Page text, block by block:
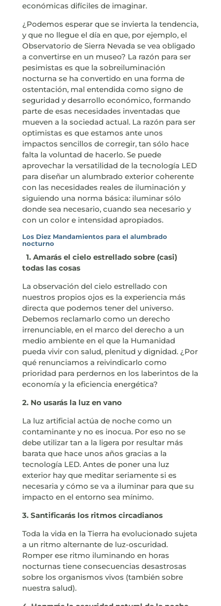
económicas difíciles de imaginar.
¿Podemos esperar que se invierta la tendencia,
y que no llegue el día en que, por ejemplo, el
Observatorio de Sierra Nevada se vea obligado
a convertirse en un museo? La razón para ser
pesimistas es que la sobreiluminación
nocturna se ha convertido en una forma de
ostentación, mal entendida como signo de
seguridad y desarrollo económico, formando
parte de esas necesidades inventadas que
mueven a la sociedad actual. La razón para ser
optimistas es que estamos ante unos
impactos sencillos de corregir, tan sólo hace
falta la voluntad de hacerlo. Se puede
aprovechar la versatilidad de la tecnología LED
para diseñar un alumbrado exterior coherente
con las necesidades reales de iluminación y
siguiendo una norma básica: iluminar sólo
donde sea necesario, cuando sea necesario y
con un color e intensidad apropiados.
Los Diez Mandamientos para el alumbrado
nocturno
1. Amarás el cielo estrellado sobre (casi)
todas las cosas
La observación del cielo estrellado con
nuestros propios ojos es la experiencia más
directa que podemos tener del universo.
Debemos reclamarlo como un derecho
irrenunciable, en el marco del derecho a un
medio ambiente en el que la Humanidad
pueda vivir con salud, plenitud y dignidad. ¿Por
qué renunciamos a reivindicarlo como
prioridad para perdernos en los laberintos de la
economía y la eficiencia energética?
2. No usarás la luz en vano
La luz artificial actúa de noche como un
contaminante y no es inocua. Por eso no se
debe utilizar tan a la ligera por resultar más
barata que hace unos años gracias a la
tecnología LED. Antes de poner una luz
exterior hay que meditar seriamente si es
necesaria y cómo se va a iluminar para que su
impacto en el entorno sea mínimo.
3. Santificarás los ritmos circadianos
Toda la vida en la Tierra ha evolucionado sujeta
a un ritmo alternante de luz-oscuridad.
Romper ese ritmo iluminando en horas
nocturnas tiene consecuencias desastrosas
sobre los organismos vivos (también sobre
nuestra salud).